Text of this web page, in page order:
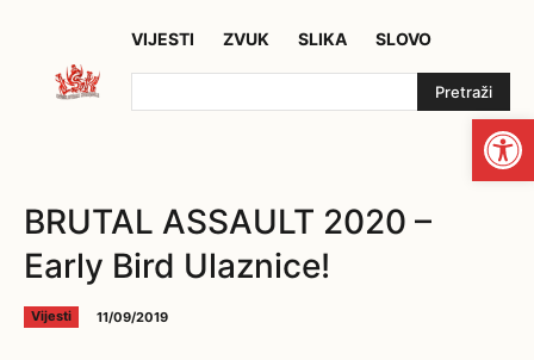
VIJESTI ZVUK SLIKA SLOVO
Pretraži
BRUTAL ASSAULT 2020 –
Early Bird Ulaznice!
Vijesti 11/09/2019